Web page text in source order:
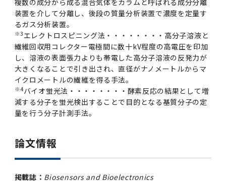
複数の成分から成る混合気体をカラムと呼ばれる成分分離
装置を介して分離し、後段の質量分析装置で濃度を定量す
るガス分析装置。
※3エレクトロスピニング法・・・・・・・・高分子溶液と
繊維回収用コレクター電極間に数十kV程度の高電圧を印加
し、溶液の表面張力よりも帯電した高分子溶液の反発力が
大きくなることで引き出され、直径がナノメートルからマ
イクロメートルの繊維を得る手法。
※4バイオ蛍光法・・・・・・・・酵素反応の結果として増
減する分子を蛍光検出することで目的となる基質分子の定
量を行う分子計測手法。
論文情報
掲載誌： Biosensors and Bioelectronics